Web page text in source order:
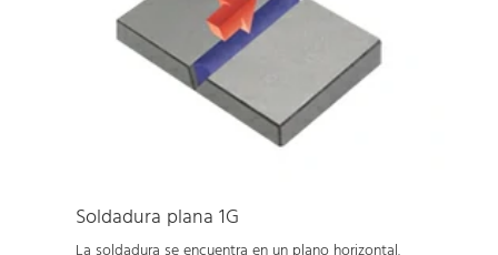
Soldadura plana 1G